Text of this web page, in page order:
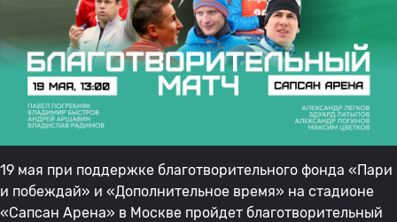
19 мая при поддержке благотворительного фонда «Пари
и побеждай» и «Дополнительное время» на стадионе
«Сапсан Арена» в Москве пройдет благотворительный